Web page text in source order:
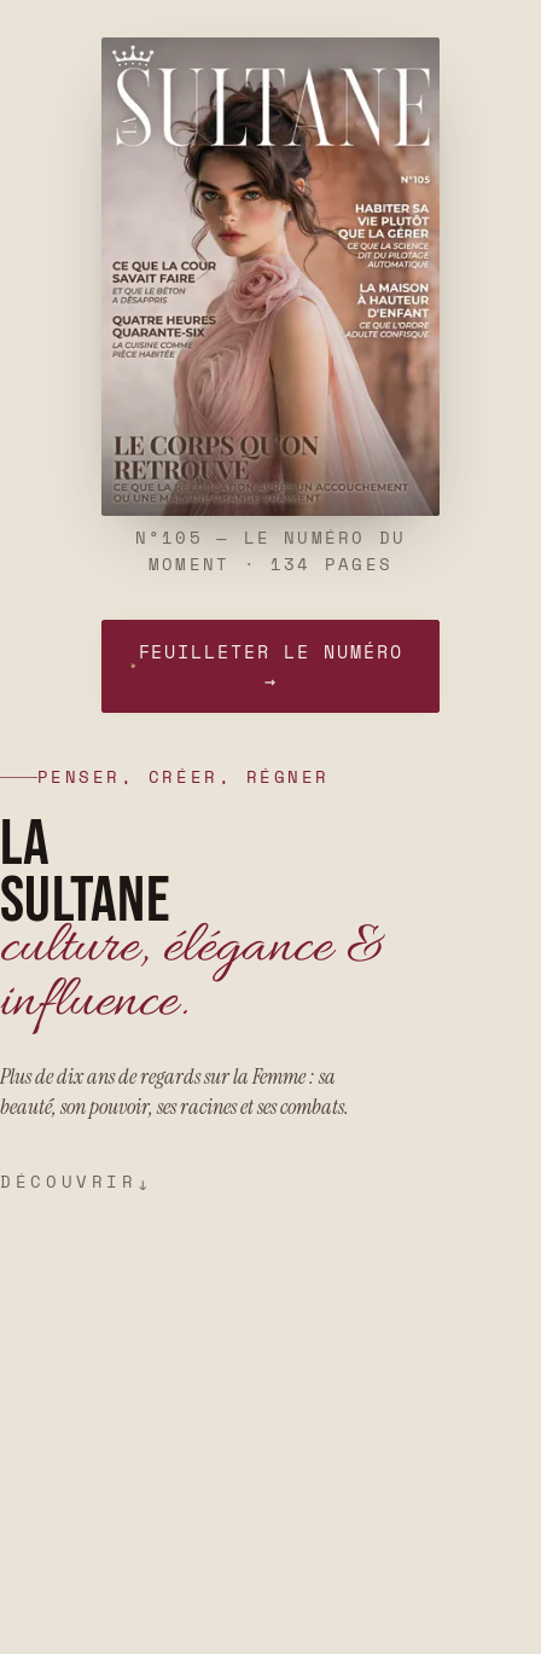
N°105 — LE NUMÉRO DU
MOMENT · 134 PAGES
FEUILLETER LE NUMÉRO
→
PENSER, CRÉER, RÉGNER
LA
SULTANE
culture, élégance &
influence.
Plus de dix ans de regards sur la Femme : sa
beauté, son pouvoir, ses racines et ses combats.
DÉCOUVRIR ↓